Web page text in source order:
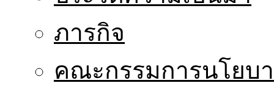
ภารกิจ
คณะกรรมการนโยบ